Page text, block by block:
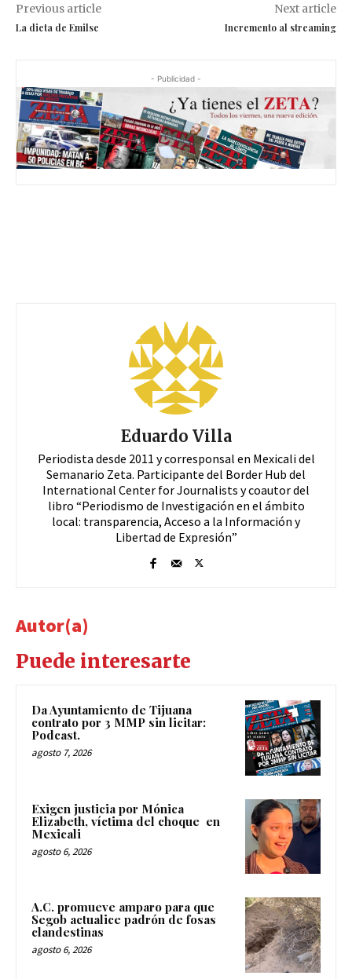
Previous article
La dieta de Emilse
Next article
Incremento al streaming
- Publicidad -
Eduardo Villa
Periodista desde 2011 y corresponsal en Mexicali del
Semanario Zeta. Participante del Border Hub del
International Center for Journalists y coautor del
libro “Periodismo de Investigación en el ámbito
local: transparencia, Acceso a la Información y
Libertad de Expresión”
Autor(a)
Puede interesarte
Da Ayuntamiento de Tijuana
contrato por 3 MMP sin licitar:
Podcast.
agosto 7, 2026
Exigen justicia por Mónica
Elizabeth, víctima del choque en
Mexicali
agosto 6, 2026
A.C. promueve amparo para que
Segob actualice padrón de fosas
clandestinas
agosto 6, 2026